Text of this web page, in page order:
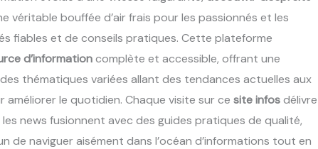
véritable bouffée d’air frais pour les passionnés et les
fiables et de conseils pratiques. Cette plateforme
d’informationcomplète et accessible, offrant une
thématiques variées allant des tendances actuelles aux
le quotidien. Chaque visite sur ce site infosdélivre
news fusionnent avec des guides pratiques de qualité,
de naviguer aisément dans l’océan d’informations tout en